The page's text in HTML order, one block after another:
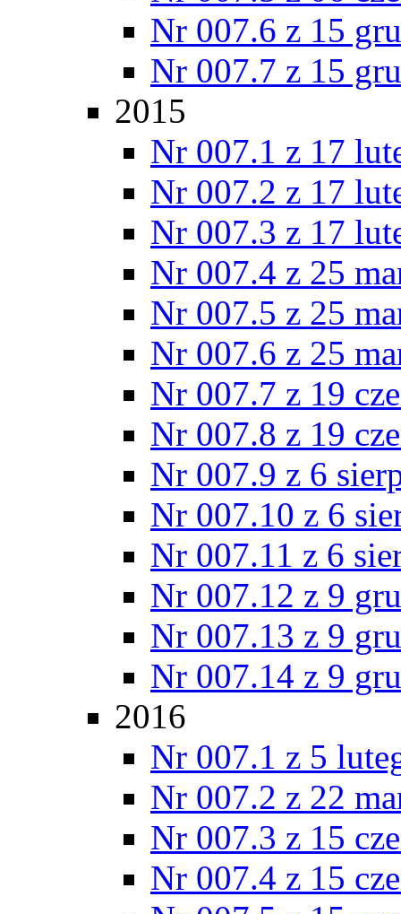
Nr 007.6 z 15
Nr 007.7 z 15
2015
Nr 007.1 z 17
Nr 007.2 z 17
Nr 007.3 z 17
Nr 007.4 z 25
Nr 007.5 z 25
Nr 007.6 z 25
Nr 007.7 z 19
Nr 007.8 z 19
Nr 007.9 z 6
Nr 007.10 z 6
Nr 007.11 z 6
Nr 007.12 z 9
Nr 007.13 z 9
Nr 007.14 z 9
2016
Nr 007.1 z 5
Nr 007.2 z 22
Nr 007.3 z 15
Nr 007.4 z 15